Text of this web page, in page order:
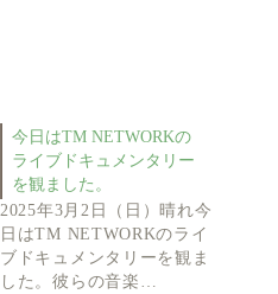
今日はTM NETWORKの
ライブドキュメンタリー
を観ました。
2025年3月2日（日）晴れ今
日はTM NETWORKのライ
ブドキュメンタリーを観ま
した。彼らの音楽…